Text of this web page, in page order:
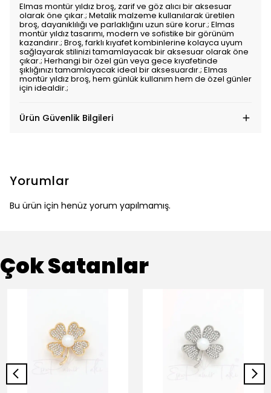
Elmas montür yıldız broş, zarif ve göz alıcı bir aksesuar
olarak öne çıkar.; Metalik malzeme kullanılarak üretilen
broş, dayanıklılığı ve parlaklığını uzun süre korur.; Elmas
montür yıldız tasarımı, modern ve sofistike bir görünüm
kazandırır.; Broş, farklı kıyafet kombinlerine kolayca uyum
sağlayarak stilinizi tamamlayacak bir aksesuar olarak öne
çıkar.; Herhangi bir özel gün veya gece kıyafetinde
şıklığınızı tamamlayacak ideal bir aksesuardır.; Elmas
montür yıldız broş, hem günlük kullanım hem de özel günler
için idealdir.;
Ürün Güvenlik Bilgileri
Yorumlar
Bu ürün için henüz yorum yapılmamış.
Çok Satanlar